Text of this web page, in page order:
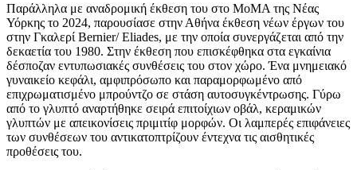
Παράλληλα με αναδρομική έκθεση του στο MoMΑ της Νέας
Υόρκης το 2024, παρουσίασε στην Αθήνα έκθεση νέων έργων του
στην Γκαλερί Bernier/ Eliades, με την οποία συνεργάζεται από την
δεκαετία του 1980. Στην έκθεση που επισκέφθηκα στα εγκαίνια
δέσποζαν εντυπωσιακές συνθέσεις του στον χώρο. Ένα μνημειακό
γυναικείο κεφάλι, αμφιπρόσωπο και παραμορφωμένο από
επιχρωματισμένο μπρούντζο σε στάση αυτοσυγκέντρωσης. Γύρω
από το γλυπτό αναρτήθηκε σειρά επιτοίχιων οβάλ, κεραμικών
γλυπτών με απεικονίσεις πριμιτίφ μορφών. Οι λαμπερές επιφάνειες
των συνθέσεων του αντικατοπτρίζουν έντεχνα τις αισθητικές
προθέσεις του.